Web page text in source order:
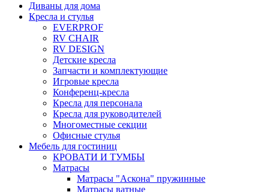
Диваны для дома
Кресла и стулья
EVERPROF
RV CHAIR
RV DESIGN
Детские кресла
Запчасти и комплектующие
Игровые кресла
Конференц-кресла
Кресла для персонала
Кресла для руководителей
Многоместные секции
Офисные стулья
Мебель для гостиниц
КРОВАТИ И ТУМБЫ
Матрасы
Матрасы "Аскона" пружинные
Матрасы ватные